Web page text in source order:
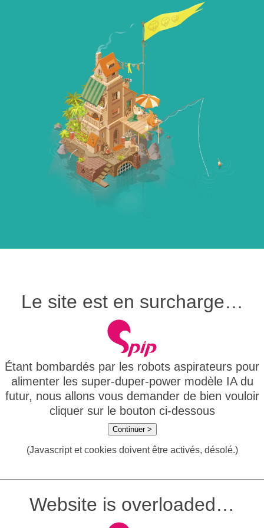
Le site est en surcharge…
Étant bombardés par les robots aspirateurs pour
alimenter les super-duper-power modèle IA du
futur, nous allons vous demander de bien vouloir
cliquer sur le bouton ci-dessous
Continuer >
(Javascript et cookies doivent être activés, désolé.)
Website is overloaded…